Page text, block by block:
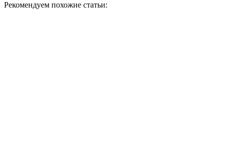
Рекомендуем похожие статьи: